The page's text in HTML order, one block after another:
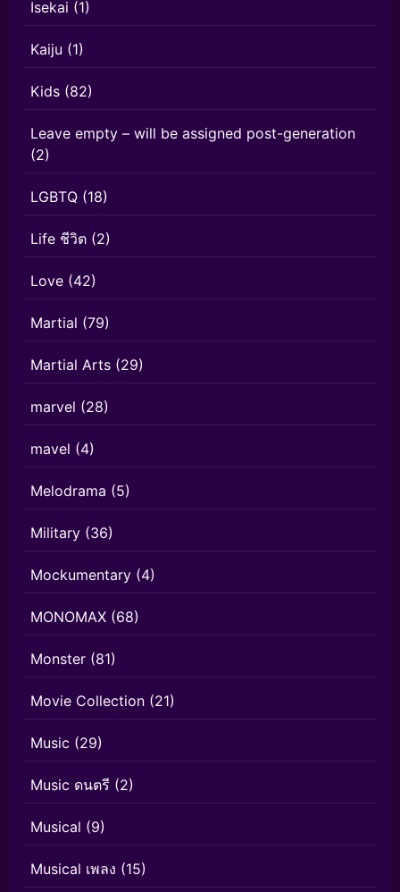
Isekai (1)
Kaiju (1)
Kids (82)
Leave empty – will be assigned post-generation
(2)
LGBTQ (18)
Life ชีวิต (2)
Love (42)
Martial (79)
Martial Arts (29)
marvel (28)
mavel (4)
Melodrama (5)
Military (36)
Mockumentary (4)
MONOMAX (68)
Monster (81)
Movie Collection (21)
Music (29)
Music ดนตรี (2)
Musical (9)
Musical เพลง (15)